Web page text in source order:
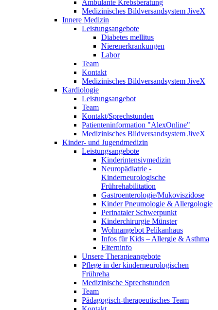
Ambulante Krebsberatung
Medizinisches Bildversandsystem JiveX
Innere Medizin
Leistungsangebote
Diabetes mellitus
Nierenerkrankungen
Labor
Team
Kontakt
Medizinisches Bildversandsystem JiveX
Kardiologie
Leistungsangebot
Team
Kontakt/Sprechstunden
Patienteninformation "AlexOnline"
Medizinisches Bildversandsystem JiveX
Kinder- und Jugendmedizin
Leistungsangebote
Kinderintensivmedizin
Neuropädiatrie -
Kinderneurologische
Frührehabilitation
Gastroenterologie/Mukoviszidose
Kinder Pneumologie & Allergologie
Perinataler Schwerpunkt
Kinderchirurgie Münster
Wohnangebot Pelikanhaus
Infos für Kids – Allergie & Asthma
Elterninfo
Unsere Therapieangebote
Pflege in der kinderneurologischen
Frühreha
Medizinische Sprechstunden
Team
Pädagogisch-therapeutisches Team